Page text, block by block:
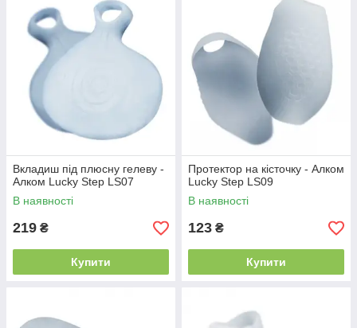
Вкладиш під плюсну гелеву -
Алком Lucky Step LS07
В наявності
219 ₴
Купити
Протектор на кісточку - Алком
Lucky Step LS09
В наявності
123 ₴
Купити